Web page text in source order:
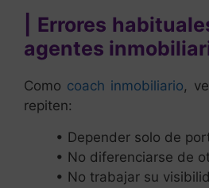
| Errores
agentes
Como coach inmobiliario,
repiten:
• Depender solo de
• No diferenciarse de
• No trabajar su